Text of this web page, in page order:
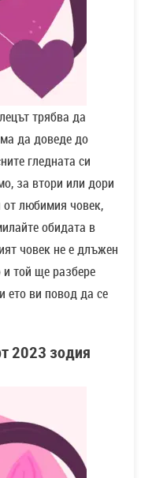
трябва да
да доведе до
гледната си
за втори или дори
от любимия човек,
обидата в
човек не е длъжен
и той ще разбере
ето ви повод да се
2023 зодия